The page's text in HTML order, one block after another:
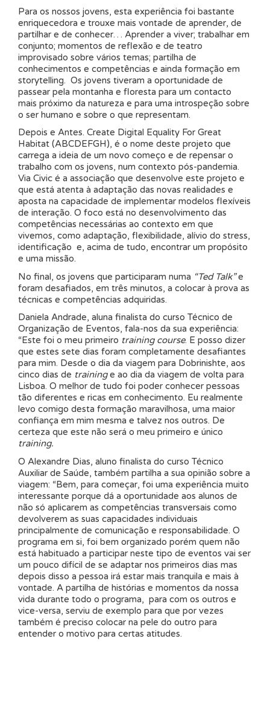
Para os nossos jovens, esta experiência foi bastante
enriquecedora e trouxe mais vontade de aprender, de
partilhar e de conhecer… Aprender a viver; trabalhar em
conjunto; momentos de reflexão e de teatro
improvisado sobre vários temas; partilha de
conhecimentos e competências e ainda formação em
storytelling. Os jovens tiveram a oportunidade de
passear pela montanha e floresta para um contacto
mais próximo da natureza e para uma introspeção sobre
o ser humano e sobre o que representam.
Depois e Antes. Create Digital Equality For Great
Habitat (ABCDEFGH), é o nome deste projeto que
carrega a ideia de um novo começo e de repensar o
trabalho com os jovens, num contexto pós-pandemia.
Via Civic é a associação que desenvolve este projeto e
que está atenta à adaptação das novas realidades e
aposta na capacidade de implementar modelos flexíveis
de interação. O foco está no desenvolvimento das
competências necessárias ao contexto em que
vivemos, como adaptação, flexibilidade, alívio do stress,
identificação e, acima de tudo, encontrar um propósito
e uma missão.
No final, os jovens que participaram numa “Ted Talk”e
foram desafiados, em três minutos, a colocar à prova as
técnicas e competências adquiridas.
Daniela Andrade, aluna finalista do curso Técnico de
Organização de Eventos, fala-nos da sua experiência:
“Este foi o meu primeiro training course. E posso dizer
que estes sete dias foram completamente desafiantes
para mim. Desde o dia da viagem para Dobrinishte, aos
cinco dias de traininge ao dia da viagem de volta para
Lisboa. O melhor de tudo foi poder conhecer pessoas
tão diferentes e ricas em conhecimento. Eu realmente
levo comigo desta formação maravilhosa, uma maior
confiança em mim mesma e talvez nos outros. De
certeza que este não será o meu primeiro e único
training.
O Alexandre Dias, aluno finalista do curso Técnico
Auxiliar de Saúde, também partilha a sua opinião sobre a
viagem: “Bem, para começar, foi uma experiência muito
interessante porque dá a oportunidade aos alunos de
não só aplicarem as competências transversais como
devolverem as suas capacidades individuais
principalmente de comunicação e responsabilidade. O
programa em si, foi bem organizado porém quem não
está habituado a participar neste tipo de eventos vai ser
um pouco difícil de se adaptar nos primeiros dias mas
depois disso a pessoa irá estar mais tranquila e mais à
vontade. A partilha de histórias e momentos da nossa
vida durante todo o programa, para com os outros e
vice-versa, serviu de exemplo para que por vezes
também é preciso colocar na pele do outro para
entender o motivo para certas atitudes.